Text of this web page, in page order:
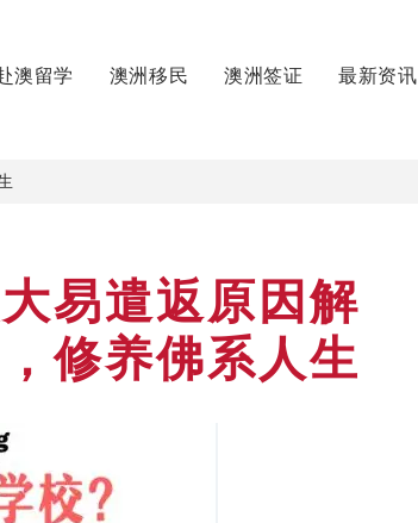
澳留学 澳洲移民 澳洲签证 最新资讯
易遣返原因解
修养佛系人生